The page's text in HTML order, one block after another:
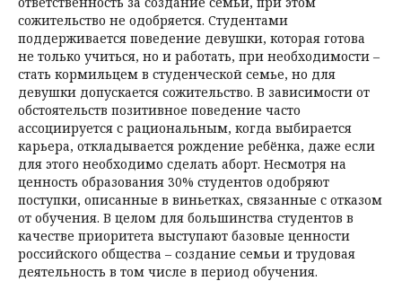
сожительство не одобряется. Студентами
поддерживается поведение девушки, которая готова
не только учиться, но и работать, при необходимости –
стать кормильцем в студенческой семье, но для
девушки допускается сожительство. В зависимости от
обстоятельств позитивное поведение часто
ассоциируется с рациональным, когда выбирается
карьера, откладывается рождение ребёнка, даже если
для этого необходимо сделать аборт. Несмотря на
ценность образования 30% студентов одобряют
поступки, описанные в виньетках, связанные с отказом
от обучения. В целом для большинства студентов в
качестве приоритета выступают базовые ценности
российского общества – создание семьи и трудовая
деятельность в том числе в период обучения.